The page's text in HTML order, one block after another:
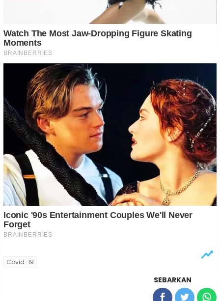
Covid-19
SEBARKAN